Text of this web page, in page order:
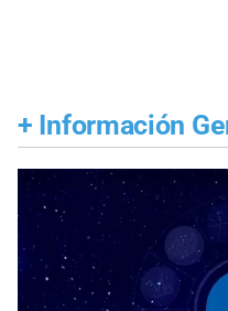
+ Información